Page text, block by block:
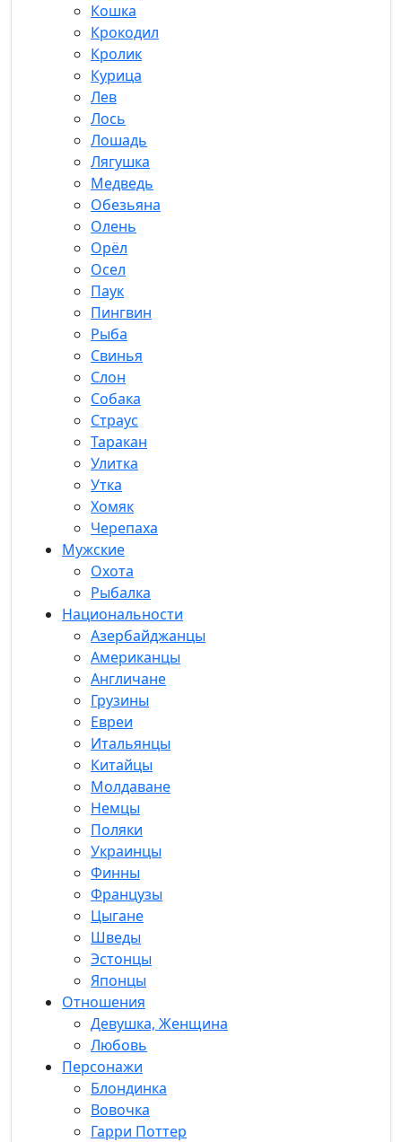
Кошка
Крокодил
Кролик
Курица
Лев
Лось
Лошадь
Лягушка
Медведь
Обезьяна
Олень
Орёл
Осел
Паук
Пингвин
Рыба
Свинья
Слон
Собака
Страус
Таракан
Улитка
Утка
Хомяк
Черепаха
Мужские
Охота
Рыбалка
Национальности
Азербайджанцы
Американцы
Англичане
Грузины
Евреи
Итальянцы
Китайцы
Молдаване
Немцы
Поляки
Украинцы
Финны
Французы
Цыгане
Шведы
Эстонцы
Японцы
Отношения
Девушка, Женщина
Любовь
Персонажи
Блондинка
Вовочка
Гарри Поттер